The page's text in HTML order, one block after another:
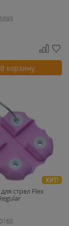
В корзину
ХИТ!
стрел Flex